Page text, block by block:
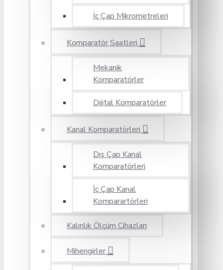
İç Çap Mikrometreleri
Komparatör Saatleri
Mekanik
Komparatörler
Dijital Komparatörler
Kanal Komparatörleri
Dış Çap Kanal
Komparatörleri
İç Çap Kanal
Komparartörleri
Kalınlık Ölçüm Cihazları
Mihengirler